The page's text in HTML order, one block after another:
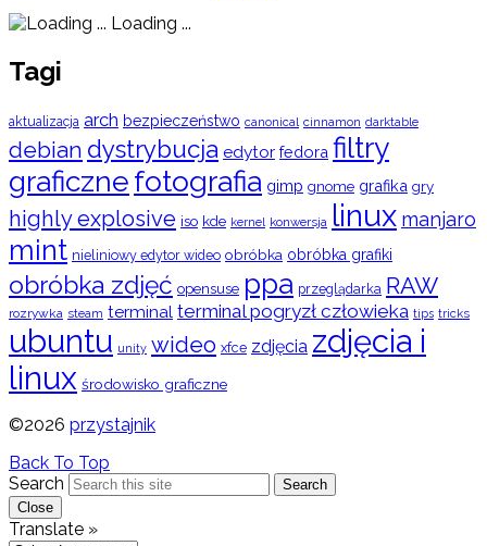
Loading ...
Tagi
aktualizacja arch bezpieczeństwo canonical cinnamon darktable
debian dystrybucja edytor fedora filtry
graficznefotografia gimp gnome grafika gry
highly explosive iso kde kernel konwersja linux manjaro
mint nieliniowy edytor wideo obróbka obróbka grafiki
obróbka zdjęć opensuse ppa przeglądarka RAW
rozrywka steam terminal terminal pogryzł człowieka tips tricks
ubuntu unity wideo xfce zdjęcia zdjęcia i
linux środowisko graficzne
©2026 przystajnik
Back To Top
Search
Search
Close
Translate »